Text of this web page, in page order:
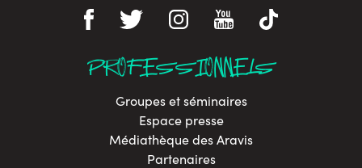
PROFESSIONNELS
Groupes et séminaires
Espace presse
Médiathèque des Aravis
Partenaires